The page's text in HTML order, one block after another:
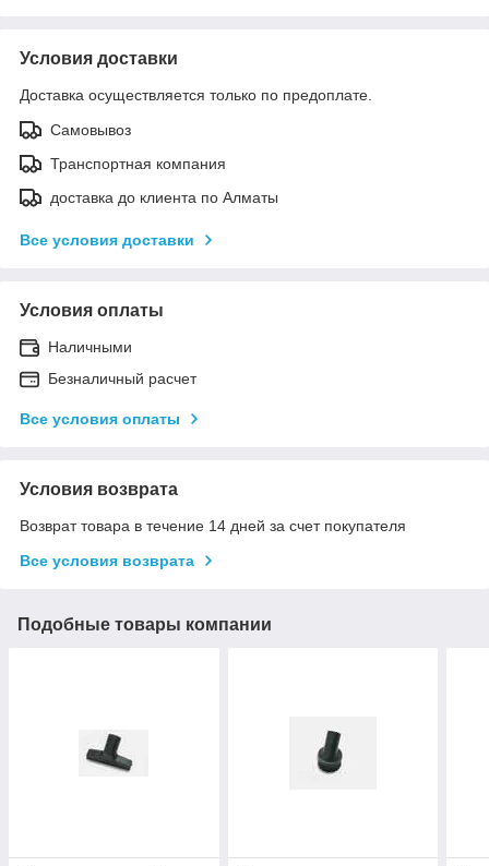
Условия доставки
Доставка осуществляется только по предоплате.
Самовывоз
Транспортная компания
доставка до клиента по Алматы
Все условия доставки
Условия оплаты
Наличными
Безналичный расчет
Все условия оплаты
Условия возврата
Возврат товара в течение 14 дней за счет покупателя
Все условия возврата
Подобные товары компании